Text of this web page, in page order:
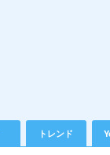
トレンド